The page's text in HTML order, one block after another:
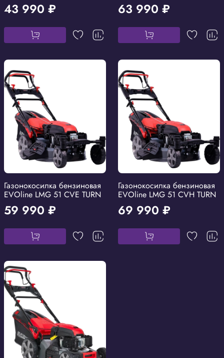
43 990 ₽ 63 990 ₽
Газонокосилка бензиновая
EVOline LMG 51 CVE TURN
59 990 ₽
Газонокосилка бензиновая
EVOline LMG 51 CVH TURN
69 990 ₽